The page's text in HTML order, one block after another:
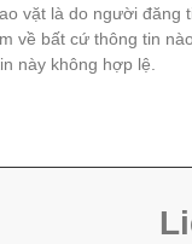
vặt là do người đăng
về bất cứ thông tin
này không hợp lệ.